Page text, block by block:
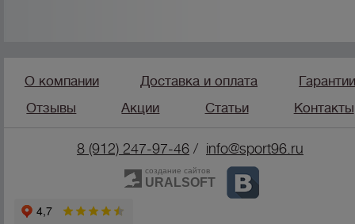
О компании Доставка и оплата
Отзывы
Акции Статьи Контакты
8 (912) 247-97-46 / info@sport96.ru
создание сайтов
URALSOFT